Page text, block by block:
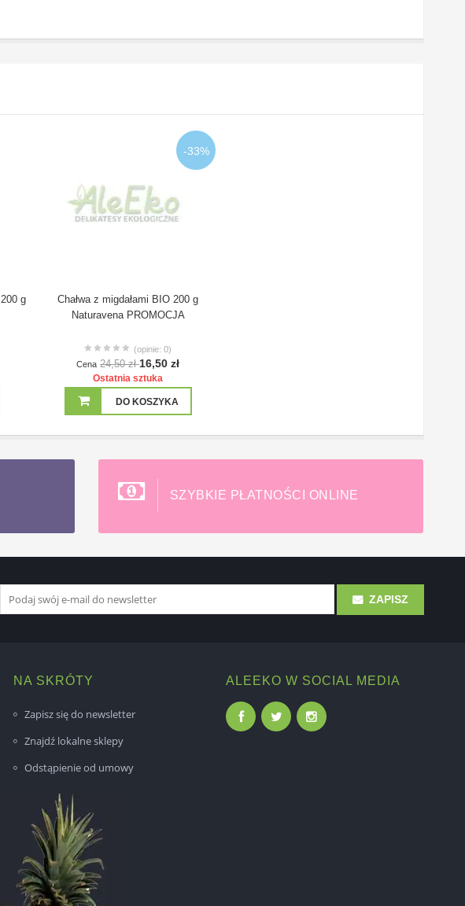
g
-33%
Chałwa z migdałami BIO 200 g
Naturavena PROMOCJA
(opinie: 0)
Cena 24,50 zł16,50 zł
Ostatnia sztuka
DO KOSZYKA
SZYBKIE PŁATNOŚCI ONLINE
ZAPISZ
NA SKRÓTY
Zapisz się do newsletter
Znajdź lokalne sklepy
Odstąpienie od umowy
ALEEKO W SOCIAL MEDIA